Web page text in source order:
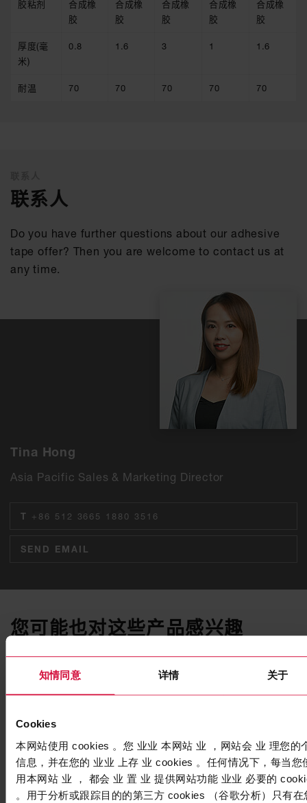
知情同意 详情 关于
Cookies
本网站使用 cookies 。您 业业 本网站 业 ，网站会 业 理您的
信息，并在您的 业业 上存 业 cookies 。任何情况下，每当您
用本网站 业 ， 都会 业 置 业 提供网站功能 业业 必要的
。用于分析或跟踪目的的第三方 cookies （谷歌分析）只有在
胶粘剂
合成橡
胶
合成橡
胶
合成橡
胶
合成橡
胶
合成橡
胶
厚度(毫
米)
0.8 1.6 3 1 1.6
耐温 70 70 70 70 70
联系人
Do you have further questions about our adhesive
tape offer? Then you are welcome to contact us at
any time.
Tina Hong
Asia Pacific Sales & Marketing Director
T +86 512 3665 1880 3516
SEND EMAIL
您可能也对这些产品感兴趣